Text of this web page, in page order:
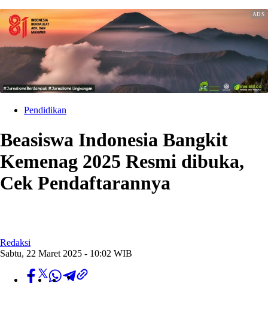
Pendidikan
Beasiswa Indonesia Bangkit
Kemenag 2025 Resmi dibuka,
Cek Pendaftarannya
Redaksi
Sabtu, 22 Maret 2025 - 10:02 WIB